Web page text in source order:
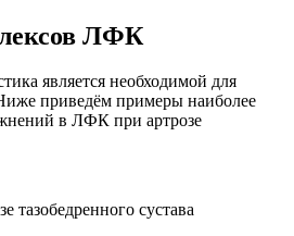
ЛФК
является необходимой для
приведём примеры наиболее
в ЛФК при артрозе